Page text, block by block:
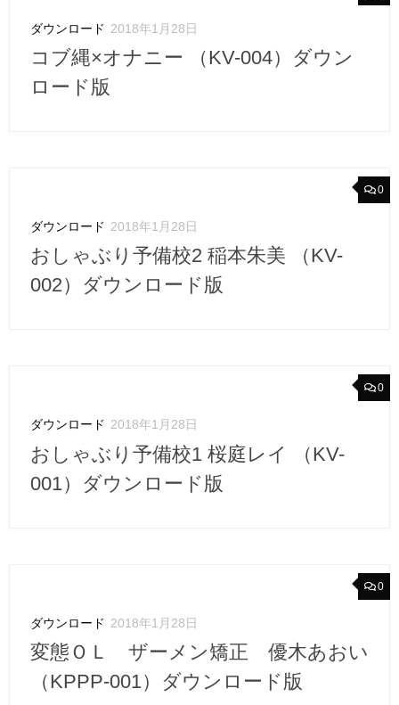
ダウンロード 2018年1月28日
コブ縄×オナニー （KV-004）ダウン
ロード版
0
ダウンロード 2018年1月28日
おしゃぶり予備校2 稲本朱美 （KV-
002）ダウンロード版
0
ダウンロード 2018年1月28日
おしゃぶり予備校1 桜庭レイ （KV-
001）ダウンロード版
0
ダウンロード 2018年1月28日
変態ＯＬ ザーメン矯正 優木あおい
（KPPP-001）ダウンロード版